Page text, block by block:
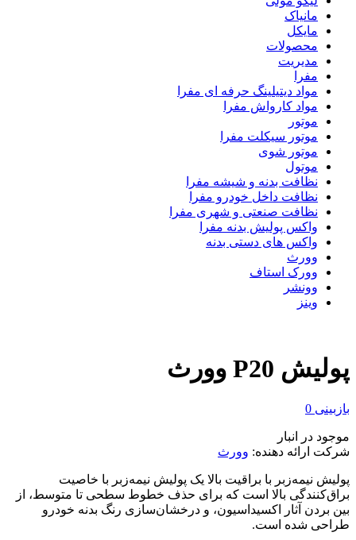
مانیاک
مایکل
محصولات
مدیریت
مفرا
مواد دیتیلینگ حرفه ای مفرا
مواد کارواش مفرا
موتور
موتور سیکلت مفرا
موتور شوی
موتول
نظافت بدنه و شیشه مفرا
نظافت داخل خودرو مفرا
نظافت صنعتی و شهری مفرا
واکس پولیش بدنه مفرا
واکس های دستی بدنه
وورث
وورک استاف
وونشر
وینز
پولیش P20 وورث
بازبینی 0
موجود در انبار
شرکت ارائه دهنده: وورث
پولیش نیمه‌زبر با براقیت بالا یک پولیش نیمه‌زبر با خاصیت
براق‌کنندگی بالا است که برای حذف خطوط سطحی تا متوسط، از
بین بردن آثار اکسیداسیون، و درخشان‌سازی رنگ بدنه خودرو
طراحی شده است.